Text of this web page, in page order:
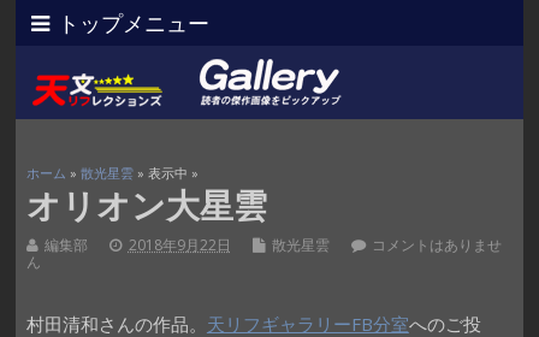
トップメニュー
ホーム » 散光星雲» 表示中 »
オリオン大星雲
編集部 2018年9月22日 散光星雲
コメントはありませ
ん
村田清和さんの作品。 天リフギャラリーFB分室へのご投